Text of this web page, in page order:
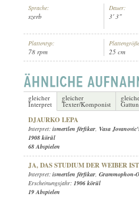
Sprache:
szerb
Dauer:
3' 3"
Plattentyp:
78 rpm 25 cm
gleicher
Interpret
gleicher
Texter/Komponist
DJAURKO LEPA
Interpret: ismertlen férfikar, Vasa
1908 körül
68 Abspielen
JA, DAS STUDIUM DER WEIBER
Interpret: ismertlen férfikar, Grammophon-
Erscheinungsjahr: 1906 körül
19 Abspielen